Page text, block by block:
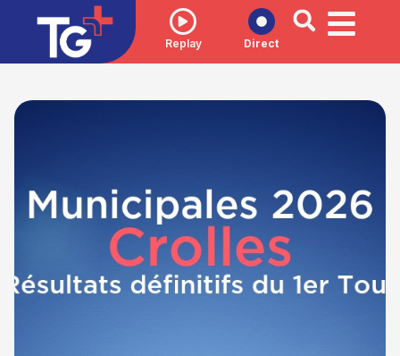
Replay Direct